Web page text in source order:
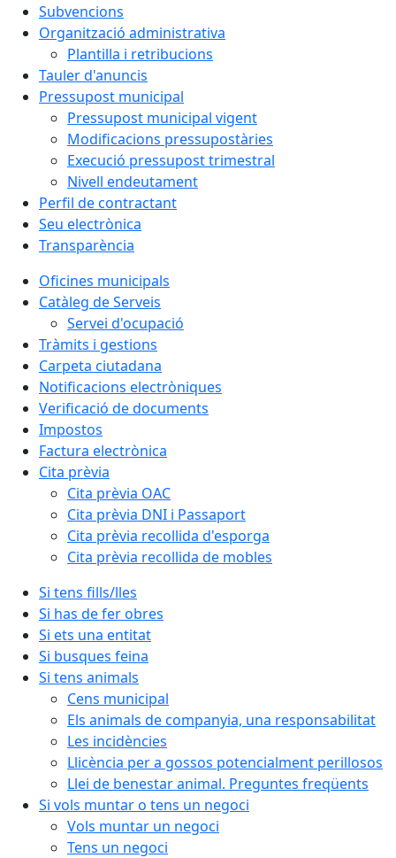
Subvencions
Organització administrativa
Plantilla i retribucions
Tauler d'anuncis
Pressupost municipal
Pressupost municipal vigent
Modificacions pressupostàries
Execució pressupost trimestral
Nivell endeutament
Perfil de contractant
Seu electrònica
Transparència
Oficines municipals
Catàleg de Serveis
Servei d'ocupació
Tràmits i gestions
Carpeta ciutadana
Notificacions electròniques
Verificació de documents
Impostos
Factura electrònica
Cita prèvia
Cita prèvia OAC
Cita prèvia DNI i Passaport
Cita prèvia recollida d'esporga
Cita prèvia recollida de mobles
Si tens fills/lles
Si has de fer obres
Si ets una entitat
Si busques feina
Si tens animals
Cens municipal
Els animals de companyia, una responsabilitat
Les incidències
Llicència per a gossos potencialment perillosos
Llei de benestar animal. Preguntes freqüents
Si vols muntar o tens un negoci
Vols muntar un negoci
Tens un negoci